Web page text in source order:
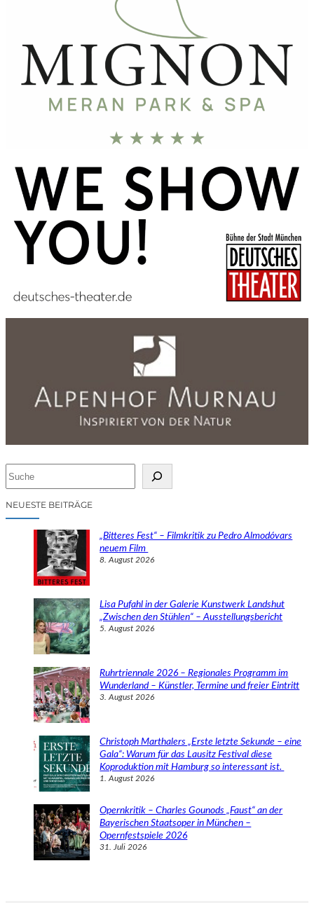
cNEUESTE BEITRÄGE
„Bitteres Fest“ – Filmkritik zu Pedro Almodóvars
neuem Film
8. August 2026
Lisa Pufahl in der Galerie Kunstwerk Landshut
„Zwischen den Stühlen“ – Ausstellungsbericht
5. August 2026
Ruhrtriennale 2026 – Regionales Programm im
Wunderland – Künstler, Termine und freier Eintritt
3. August 2026
Christoph Marthalers „Erste letzte Sekunde – eine
Gala“: Warum für das Lausitz Festival diese
Koproduktion mit Hamburg so interessant ist.
1. August 2026
Opernkritik – Charles Gounods „Faust“ an der
Bayerischen Staatsoper in München –
Opernfestspiele 2026
31. Juli 2026